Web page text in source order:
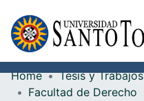
Communities & Collections
Home
Tesis y
Facultad de Derecho